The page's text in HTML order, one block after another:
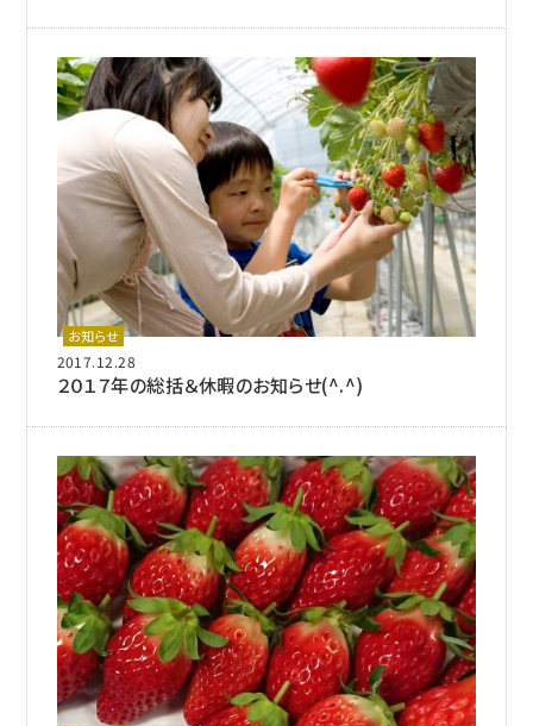
お知らせ
2017.12.28
２０１７年の総括＆休暇のお知らせ(^.^)